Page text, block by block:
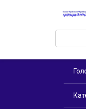
Поиск: